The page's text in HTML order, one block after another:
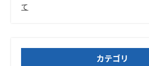
て
カテゴリ